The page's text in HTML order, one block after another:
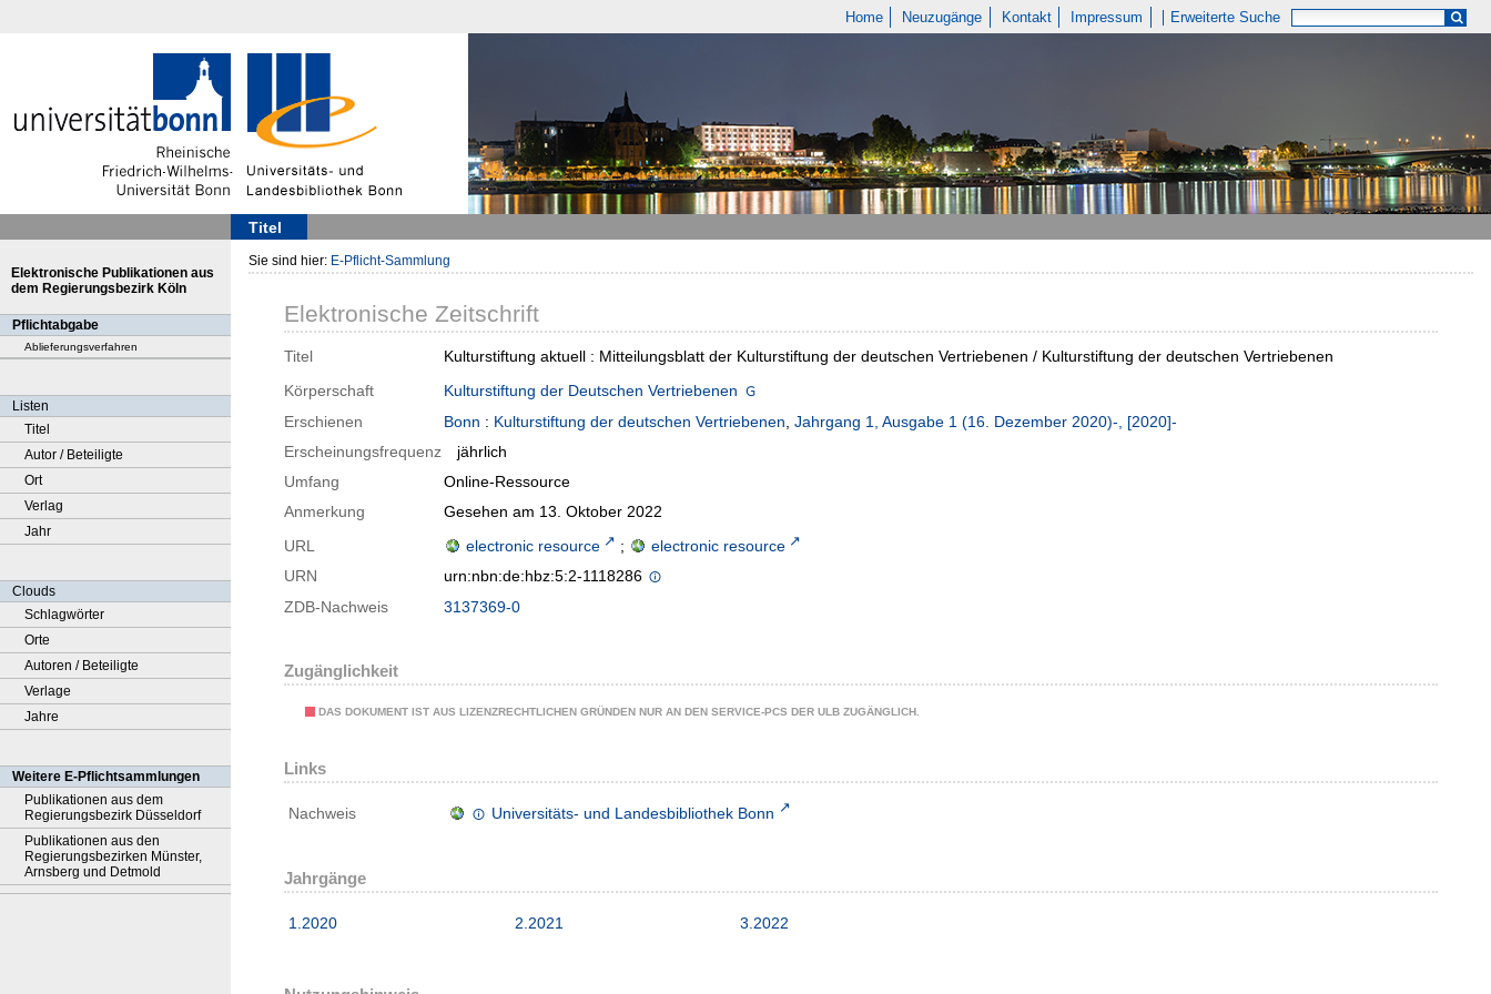
Home Neuzugänge Kontakt Impressum Erweiterte Suche
Titel
Elektronische Publikationen aus
dem Regierungsbezirk Köln
Pflichtabgabe
Ablieferungsverfahren
Listen
Titel
Autor / Beteiligte
Ort
Verlag
Jahr
Clouds
Schlagwörter
Orte
Autoren / Beteiligte
Verlage
Jahre
Weitere E-Pflichtsammlungen
Publikationen aus dem
Regierungsbezirk Düsseldorf
Publikationen aus den
Regierungsbezirken Münster,
Arnsberg und Detmold
Sie sind hier: E-Pflicht-Sammlung
Elektronische Zeitschrift
Titel
Kulturstiftung aktuell : Mitteilungsblatt der Kulturstiftung der deutschen Vertriebenen / Kulturstiftung der deutschen Vertriebenen
Körperschaft
Kulturstiftung der Deutschen Vertriebenen
Erschienen
Bonn : Kulturstiftung der deutschen Vertriebenen, Jahrgang 1, Ausgabe 1 (16. Dezember 2020)-, [2020]-
Erscheinungsfrequenz
jährlich
Umfang
Online-Ressource
Anmerkung
Gesehen am 13. Oktober 2022
URL
electronic resource ;
electronic resource
URN
urn:nbn:de:hbz:5:2-1118286
ZDB-Nachweis
3137369-0
Zugänglichkeit
DAS DOKUMENT IST AUS LIZENZRECHTLICHEN GRÜNDEN NUR AN DEN SERVICE-PCS DER ULB ZUGÄNGLICH.
Links
Nachweis Universitäts- und Landesbibliothek Bonn
Jahrgänge
1.2020 2.2021 3.2022